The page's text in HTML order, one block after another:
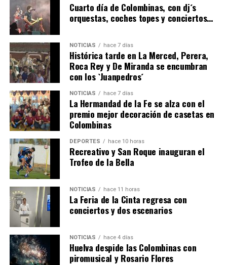
hace 4 días Huelvatv
QUINTA CORRIDA DE LAS FIESTAS COLOMBINAS
2026
hace 4 días· Huelvatv
Cuarto día de Colombinas, con dj´s
orquestas, coches topes y conciertos…
NOTICIAS hace 7 días
Histórica tarde en La Merced, Perera,
Roca Rey y De Miranda se encumbran
con los `Juanpedros´
NOTICIAS hace 7 días
La Hermandad de la Fe se alza con el
premio mejor decoración de casetas en
Colombinas
DEPORTES hace 10 horas
Recreativo y San Roque inauguran el
Trofeo de la Bella
NOTICIAS hace 11 horas
La Feria de la Cinta regresa con
conciertos y dos escenarios
NOTICIAS hace 4 días
Huelva despide las Colombinas con
piromusical y Rosario Flores